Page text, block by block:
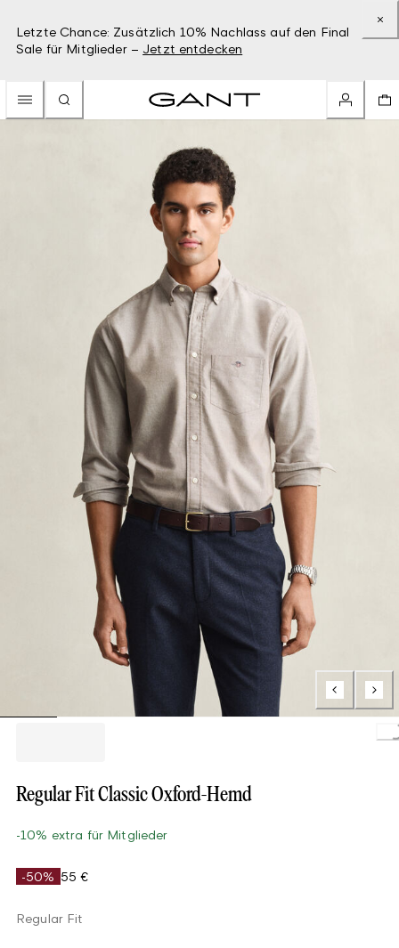
Letzte Chance: Zusätzlich 10% Nachlass auf den Final
Sale für Mitglieder – Jetzt entdecken
Regular Fit Classic Oxford-Hemd
-10% extra für Mitglieder
-50% 55 €
Regular Fit